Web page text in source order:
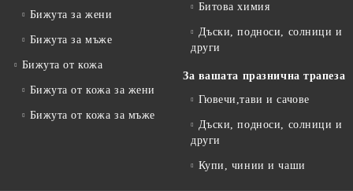
Бижута за жени
Бижута за мъже
Бижута от кожа
Бижута от кожа за жени
Бижута от кожа за мъже
Битова химия
Дъски, подноси, солници и
други
За вашата празнична трапеза
Гювечи,тави и сачове
Дъски, подноси, солници и
други
Купи, чинии и чаши